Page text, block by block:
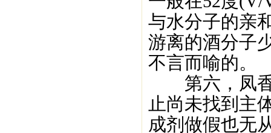
与水分子的亲
游离的酒分子
不言而喻的。
第六，凤香
止尚未找到主
成剂做假也无